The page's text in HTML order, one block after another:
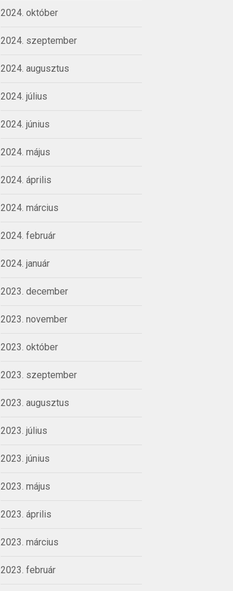
2024. október
2024. szeptember
2024. augusztus
2024. július
2024. június
2024. május
2024. április
2024. március
2024. február
2024. január
2023. december
2023. november
2023. október
2023. szeptember
2023. augusztus
2023. július
2023. június
2023. május
2023. április
2023. március
2023. február